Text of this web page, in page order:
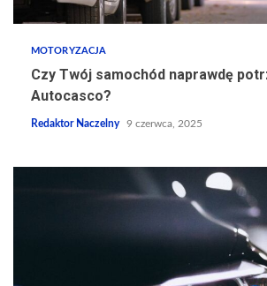
MOTORYZACJA
Czy Twój samochód naprawdę
Autocasco?
Redaktor Naczelny 9 czerwca, 2025